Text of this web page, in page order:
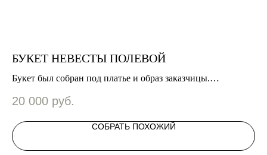
БУКЕТ НЕВЕСТЫ ПОЛЕВОЙ
Букет был собран под платье и образ заказчицы.
индивидуальным надписями
20 000 руб.
СОБРАТЬ ПОХОЖИЙ